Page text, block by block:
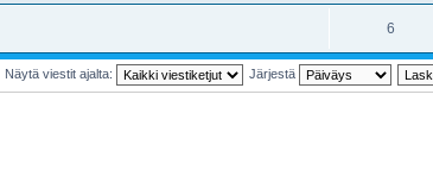
6
Näytä viestit ajalta: Järjestä